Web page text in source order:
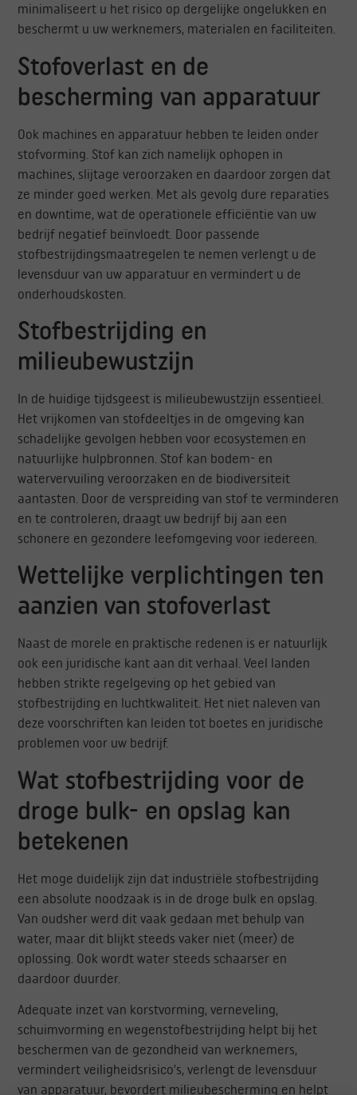
minimaliseert u het risico op dergelijke ongelukken en
beschermt u uw werknemers, materialen en faciliteiten.
Stofoverlast en de
bescherming van apparatuur
Ook machines en apparatuur hebben te leiden onder
stofvorming. Stof kan zich namelijk ophopen in
machines, slijtage veroorzaken en daardoor zorgen dat
ze minder goed werken. Met als gevolg dure reparaties
en downtime, wat de operationele efficiëntie van uw
bedrijf negatief beïnvloedt. Door passende
stofbestrijdingsmaatregelen te nemen verlengt u de
levensduur van uw apparatuur en vermindert u de
onderhoudskosten.
Stofbestrijding en
milieubewustzijn
In de huidige tijdsgeest is milieubewustzijn essentieel.
Het vrijkomen van stofdeeltjes in de omgeving kan
schadelijke gevolgen hebben voor ecosystemen en
natuurlijke hulpbronnen. Stof kan bodem- en
watervervuiling veroorzaken en de biodiversiteit
aantasten. Door de verspreiding van stof te verminderen
en te controleren, draagt uw bedrijf bij aan een
schonere en gezondere leefomgeving voor iedereen.
Wettelijke verplichtingen ten
aanzien van stofoverlast
Naast de morele en praktische redenen is er natuurlijk
ook een juridische kant aan dit verhaal. Veel landen
hebben strikte regelgeving op het gebied van
stofbestrijding en luchtkwaliteit. Het niet naleven van
deze voorschriften kan leiden tot boetes en juridische
problemen voor uw bedrijf.
Wat stofbestrijding voor de
droge bulk- en opslag kan
betekenen
Het moge duidelijk zijn dat industriële stofbestrijding
een absolute noodzaak is in de droge bulk en opslag.
Van oudsher werd dit vaak gedaan met behulp van
water, maar dit blijkt steeds vaker niet (meer) de
oplossing. Ook wordt water steeds schaarser en
daardoor duurder.
Adequate inzet van korstvorming, verneveling,
schuimvorming en wegenstofbestrijding helpt bij het
beschermen van de gezondheid van werknemers,
vermindert veiligheidsrisico’s, verlengt de levensduur
van apparatuur, bevordert milieubescherming en helpt